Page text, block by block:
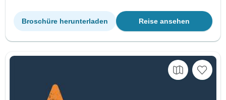
Reise ansehen
Broschüre herunterladen